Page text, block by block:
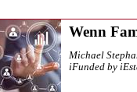
Wenn
Michael
iFunded by